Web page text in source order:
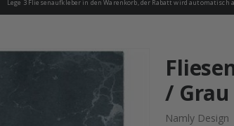
Lege 3 Fliesenaufkleber in den Warenkorb, der Rabatt wird automatisch
✔️ Kostenloser
/
Namly Design